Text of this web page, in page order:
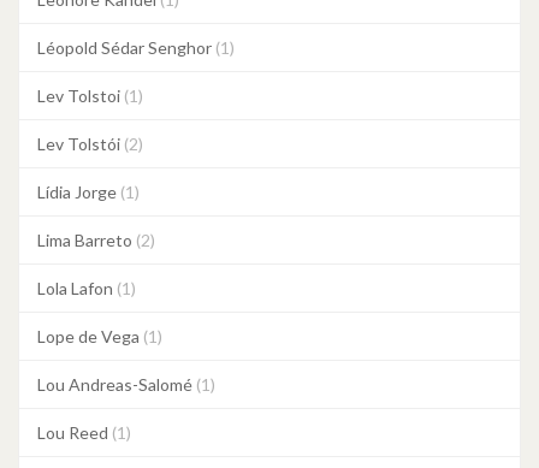
Léopold Sédar Senghor (1)
Lev Tolstoi (1)
Lev Tolstói (2)
Lídia Jorge (1)
Lima Barreto (2)
Lola Lafon (1)
Lope de Vega (1)
Lou Andreas-Salomé (1)
Lou Reed (1)